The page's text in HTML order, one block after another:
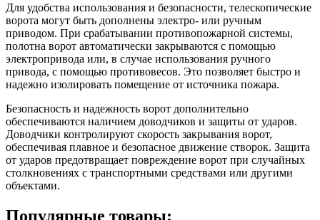
Для удобства использования и безопасности, телескопические
ворота могут быть дополнены электро- или ручным
приводом. При срабатывании противопожарной системы,
полотна ворот автоматически закрываются с помощью
электропривода или, в случае использования ручного
привода, с помощью противовесов. Это позволяет быстро и
надежно изолировать помещение от источника пожара.
Безопасность и надежность ворот дополнительно
обеспечиваются наличием доводчиков и защиты от ударов.
Доводчики контролируют скорость закрывания ворот,
обеспечивая плавное и безопасное движение створок. Защита
от ударов предотвращает повреждение ворот при случайных
столкновениях с транспортными средствами или другими
объектами.
Популярные товары: